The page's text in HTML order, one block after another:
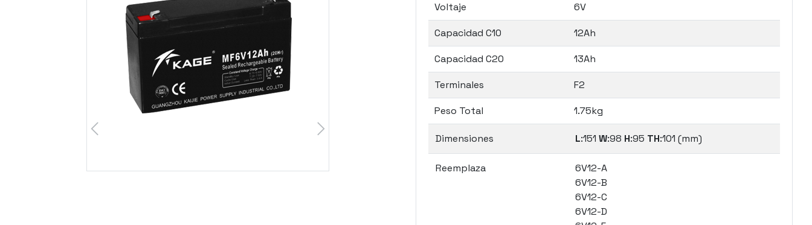
Voltaje 6V
Capacidad C10 12Ah
Capacidad C20 13Ah
Terminales F2
Peso Total 1.75kg
Dimensiones L:151 W:98 H:95 TH:101 (mm)
Reemplaza
6V12-A
6V12-B
6V12-C
6V12-D